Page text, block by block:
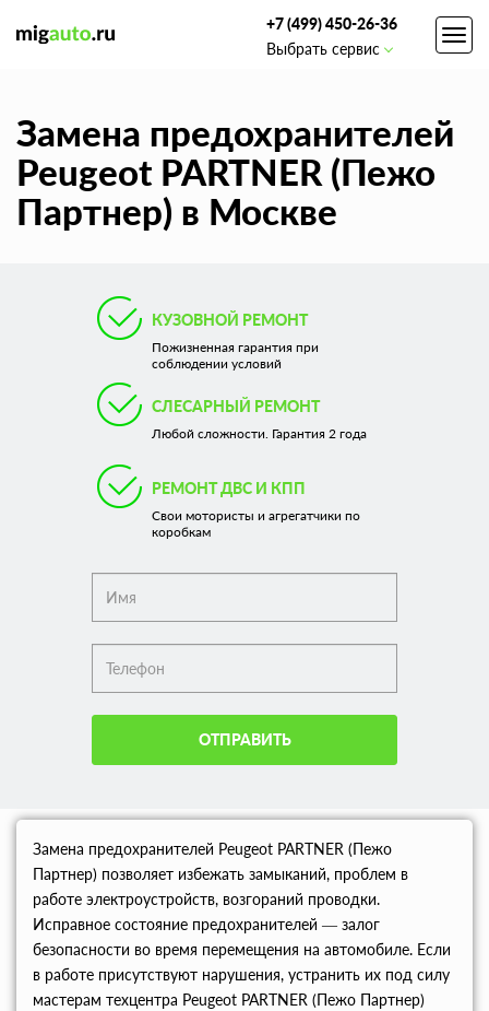
+7 (499) 450-26-36
Выбрать сервис
Замена предохранителей
Peugeot PARTNER (Пежо
Партнер) в Москве
КУЗОВНОЙ РЕМОНТ
Пожизненная гарантия при
соблюдении условий
СЛЕСАРНЫЙ РЕМОНТ
Любой сложности. Гарантия 2 года
РЕМОНТ ДВС И КПП
Свои мотористы и агрегатчики по
коробкам
ОТПРАВИТЬ
Замена предохранителей Peugeot PARTNER (Пежо
Партнер) позволяет избежать замыканий, проблем в
работе электроустройств, возгораний проводки.
Исправное состояние предохранителей — залог
безопасности во время перемещения на автомобиле. Если
в работе присутствуют нарушения, устранить их под силу
мастерам техцентра Peugeot PARTNER (Пежо Партнер)